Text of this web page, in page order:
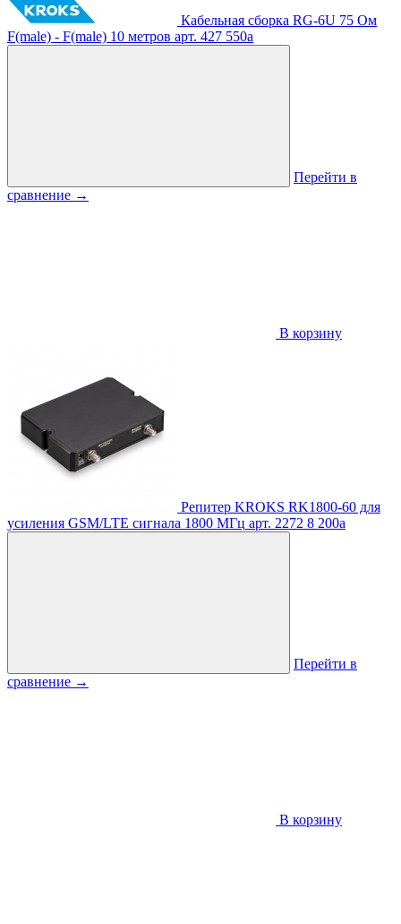
Кабельная сборка RG-6U 75 Ом
F(male) - F(male) 10 метров арт. 427 550a
Перейти в
сравнение →
В корзину
Репитер KROKS RK1800-60 для
усиления GSM/LTE сигнала 1800 МГц арт. 2272 8 200a
Перейти в
сравнение →
В корзину